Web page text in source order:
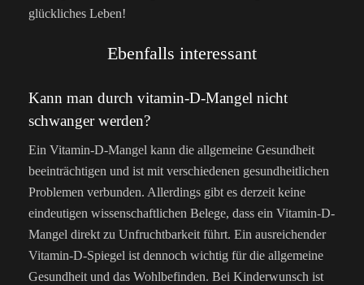
glückliches Leben!
Ebenfalls interessant
Kann man durch vitamin-D-Mangel nicht
schwanger werden?
Ein Vitamin-D-Mangel kann die allgemeine Gesundheit
beeinträchtigen und ist mit verschiedenen gesundheitlichen
Problemen verbunden. Allerdings gibt es derzeit keine
eindeutigen wissenschaftlichen Belege, dass ein Vitamin-D-
Mangel direkt zu Unfruchtbarkeit führt. Ein ausreichender
Vitamin-D-Spiegel ist dennoch wichtig für die allgemeine
Gesundheit und das Wohlbefinden. Bei Kinderwunsch ist